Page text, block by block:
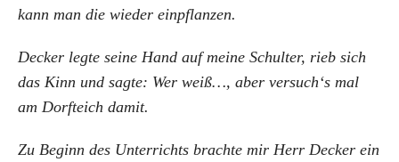
kann man die wieder einpflanzen.
Decker legte seine Hand auf meine Schulter, rieb sich
das Kinn und sagte: Wer weiß…, aber versuch‘s mal
am Dorfteich damit.
Zu Beginn des Unterrichts brachte mir Herr Decker ein